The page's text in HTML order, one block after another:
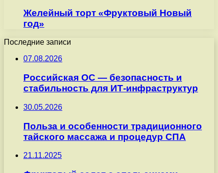
Желейный торт «Фруктовый Новый
год»
Последние записи
07.08.2026
Российская ОС — безопасность и
стабильность для ИТ-инфраструктур
30.05.2026
Польза и особенности традиционного
тайского массажа и процедур СПА
21.11.2025